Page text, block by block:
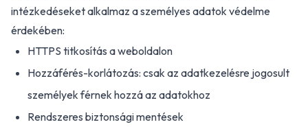
intézkedéseket alkalmaz a személyes adatok védelme
érdekében:
HTTPS titkosítás a weboldalon
Hozzáférés-korlátozás: csak az adatkezelésre jogosult
személyek férnek hozzá az adatokhoz
Rendszeres biztonsági mentések